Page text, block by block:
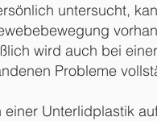
untersucht,
wird auch bei
Probleme
Unterlidplastik